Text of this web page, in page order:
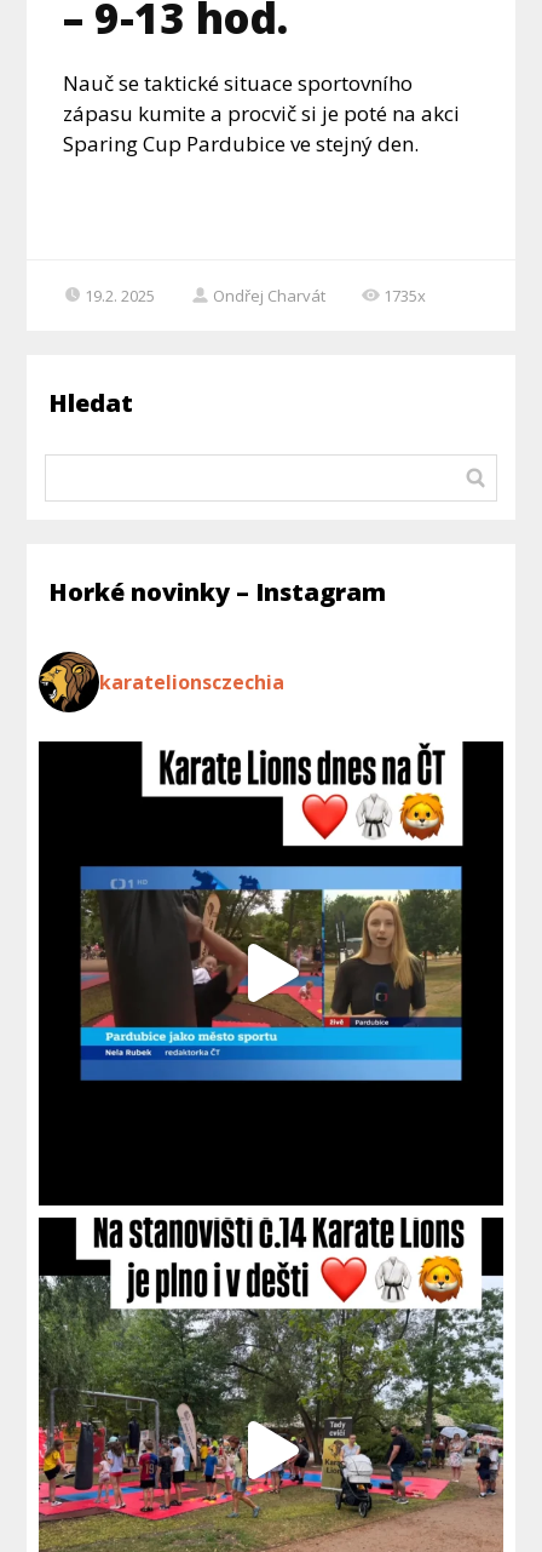
– 9-13 hod.
Nauč se taktické situace sportovního
zápasu kumite a procvič si je poté na akci
Sparing Cup Pardubice ve stejný den.
19.2. 2025 Ondřej Charvát 1735x
Hledat
Horké novinky – Instagram
karatelionsczechia